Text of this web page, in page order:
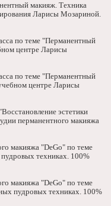
макияж. Техника
Ларисы Мозариной.
по теме "Перманентный
центре Ларисы
по теме "Перманентный
центре Ларисы
эстетики
перманентного макияжа
макияжа "DeGo" по теме
техниках. 100%
макияжа "DeGo" по теме
пудровых техниках. 100%